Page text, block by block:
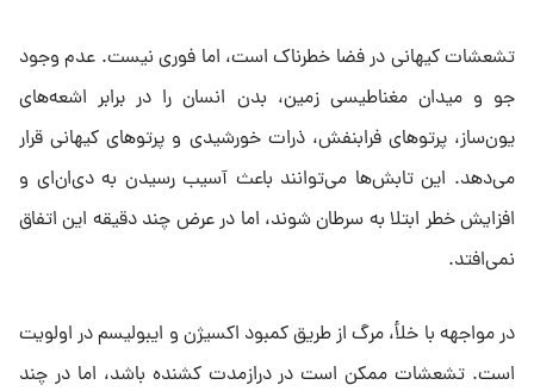
تشعشات کیهانی در فضا خطرناک است، اما فوری نیست. عدم وجود
جو و میدان مغناطیسی زمین، بدن انسان را در برابر اشعه‌های
یون‌ساز، پرتوهای فرابنفش، ذرات خورشیدی و پرتوهای کیهانی قرار
می‌دهد. این تابش‌ها می‌توانند باعث آسیب رسیدن به دی‌ان‌ای و
افزایش خطر ابتلا به سرطان شوند، اما در عرض چند دقیقه این اتفاق
نمی‌افتد.
در مواجهه با خلأ، مرگ از طریق کمبود اکسیژن و ایبولیسم در اولویت
است. تشعشات ممکن است در درازمدت کشنده باشد، اما در چند